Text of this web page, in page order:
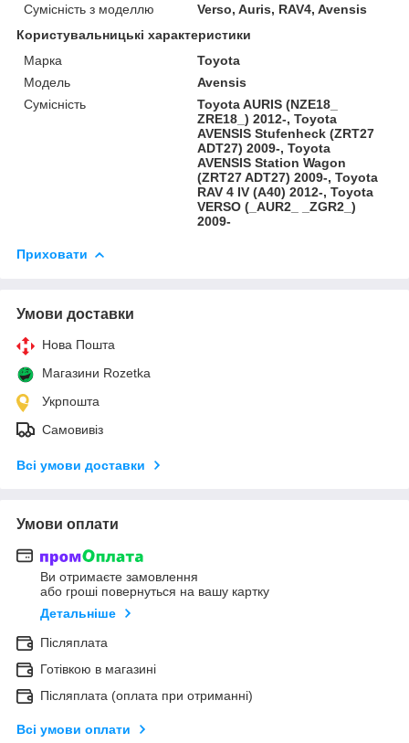
Сумісність з моделлю
Verso, Auris, RAV4, Avensis
Користувальницькі характеристики
Марка
Toyota
Модель
Avensis
Сумісність
Toyota AURIS (NZE18_
ZRE18_) 2012-, Toyota
AVENSIS Stufenheck (ZRT27
ADT27) 2009-, Toyota
AVENSIS Station Wagon
(ZRT27 ADT27) 2009-, Toyota
RAV 4 IV (A40) 2012-, Toyota
VERSO (_AUR2_ _ZGR2_)
2009-
Приховати
Умови доставки
Нова Пошта
Магазини Rozetka
Укрпошта
Самовивіз
Всі умови доставки
Умови оплати
Ви отримаєте замовлення
або гроші повернуться на вашу картку
Детальніше
Післяплата
Готівкою в магазині
Післяплата (оплата при отриманні)
Всі умови оплати